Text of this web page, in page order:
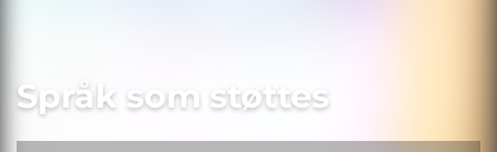
Språk som støttes